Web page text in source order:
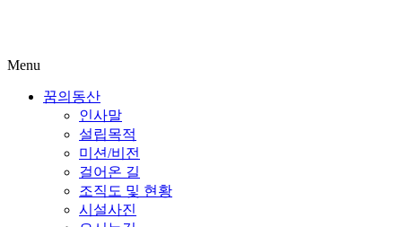
Menu
꿈의동산
인사말
설립목적
미션/비전
걸어온 길
조직도 및 현황
시설사진